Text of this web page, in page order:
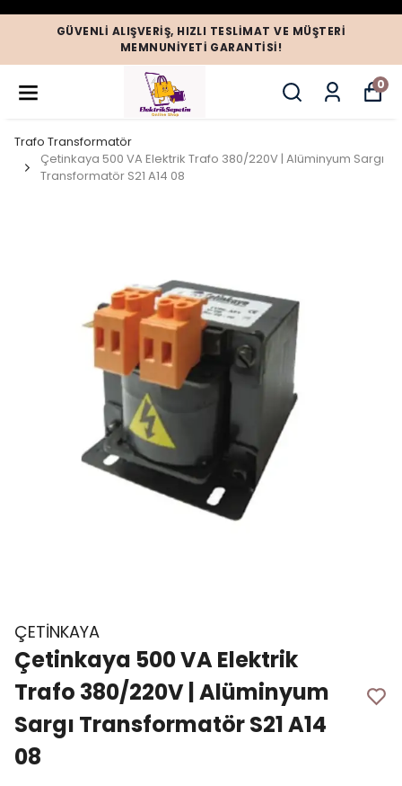
GÜVENLI ALIŞVERIŞ, HIZLI TESLIMAT VE MÜŞTERI
MEMNUNIYETI GARANTISI!
0
Trafo Transformatör
Çetinkaya 500 VA Elektrik Trafo 380/220V | Alüminyum Sargı
Transformatör S21 A14 08
ÇETİNKAYA
Çetinkaya 500 VA Elektrik
Trafo 380/220V | Alüminyum
Sargı Transformatör S21 A14
08